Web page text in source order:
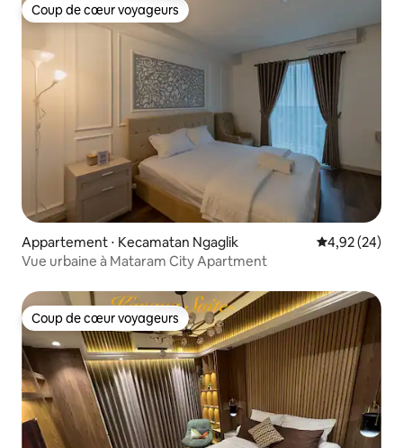
Coup de cœur voyageurs
Coup de cœur voyageurs
Appartement ⋅ Kecamatan Ngaglik Évaluation
4,92 (24)
Vue urbaine à Mataram City Apartment
Coup de cœur voyageurs
Coup de cœur voyageurs